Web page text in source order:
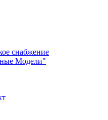
снабжение
Модели"